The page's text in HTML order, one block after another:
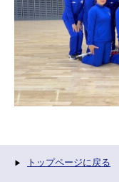
トップページに戻る